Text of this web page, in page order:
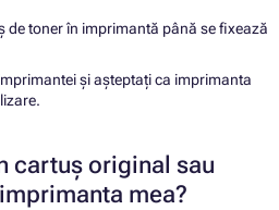
de toner în imprimantă până se fixează
și așteptați ca imprimanta
cartuș original sau
mea?